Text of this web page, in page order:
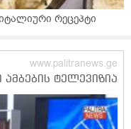
რეცეპტი